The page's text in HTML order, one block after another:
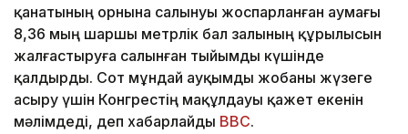
қанатының орнына салынуы жоспарланған аумағы
8,36 мың шаршы метрлік бал залының құрылысын
жалғастыруға салынған тыйымды күшінде
қалдырды. Сот мұндай ауқымды жобаны жүзеге
асыру үшін Конгрестің мақұлдауы қажет екенін
мәлімдеді, деп хабарлайды BBC.